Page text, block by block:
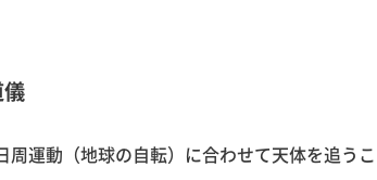
周運動（地球の自転）に合わせて天体を追う